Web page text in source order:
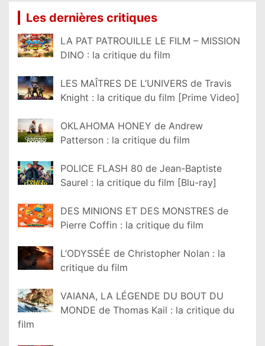
Les dernières critiques
LA PAT PATROUILLE LE FILM – MISSION
DINO : la critique du film
LES MAÎTRES DE L’UNIVERS de Travis
Knight : la critique du film [Prime Video]
OKLAHOMA HONEY de Andrew
Patterson : la critique du film
POLICE FLASH 80 de Jean-Baptiste
Saurel : la critique du film [Blu-ray]
DES MINIONS ET DES MONSTRES de
Pierre Coffin : la critique du film
L’ODYSSÉE de Christopher Nolan : la
critique du film
VAIANA, LA LÉGENDE DU BOUT DU
MONDE de Thomas Kail : la critique du
film